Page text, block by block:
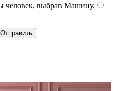
человек, выбрав Машину.